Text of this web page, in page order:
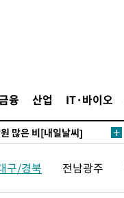
융 산업 IT·바이오
인바운드·남쪽 아웃바
, 폭염경보로 하향
은 계급 임용…희망지 못
메모리 수요 선제 대
축구 '5승 2무'
마감
구/경북 전남광주